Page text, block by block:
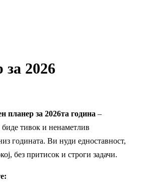
2026
планер за 2026та година –
биде тивок и ненаметлив
годината. Ви нуди едноставност,
без притисок и строги задачи.